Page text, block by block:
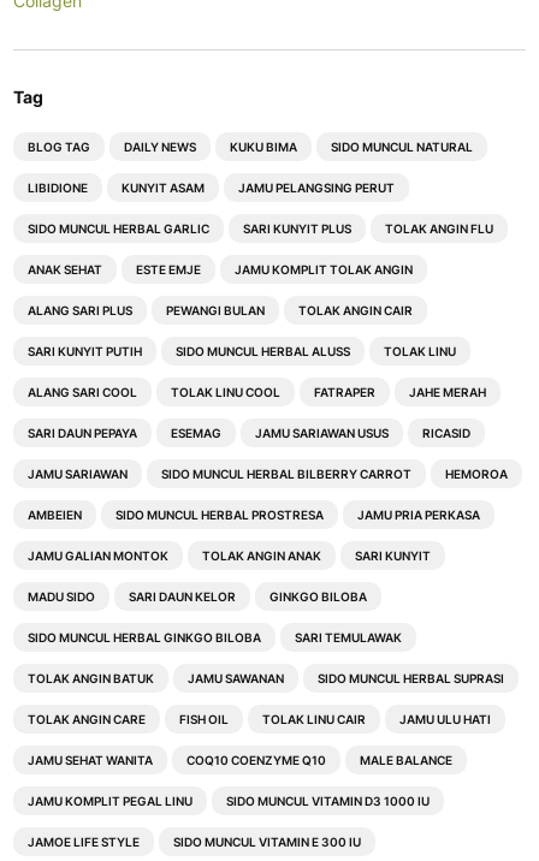
Tag
BLOG TAG DAILY NEWS KUKU BIMA SIDO MUNCUL NATURAL
LIBIDIONE KUNYIT ASAM JAMU PELANGSING PERUT
SIDO MUNCUL HERBAL GARLIC SARI KUNYIT PLUS TOLAK ANGIN FLU
ANAK SEHAT ESTE EMJE JAMU KOMPLIT TOLAK ANGIN
ALANG SARI PLUS PEWANGI BULAN TOLAK ANGIN CAIR
SARI KUNYIT PUTIH SIDO MUNCUL HERBAL ALUSS TOLAK LINU
ALANG SARI COOL TOLAK LINU COOL FATRAPER JAHE MERAH
SARI DAUN PEPAYA ESEMAG JAMU SARIAWAN USUS RICASID
JAMU SARIAWAN SIDO MUNCUL HERBAL BILBERRY CARROT HEMOROA
AMBEIEN SIDO MUNCUL HERBAL PROSTRESA JAMU PRIA PERKASA
JAMU GALIAN MONTOK TOLAK ANGIN ANAK SARI KUNYIT
MADU SIDO SARI DAUN KELOR GINKGO BILOBA
SIDO MUNCUL HERBAL GINKGO BILOBA SARI TEMULAWAK
TOLAK ANGIN BATUK JAMU SAWANAN SIDO MUNCUL HERBAL SUPRASI
TOLAK ANGIN CARE FISH OIL TOLAK LINU CAIR JAMU ULU HATI
JAMU SEHAT WANITA COQ10 COENZYME Q10 MALE BALANCE
JAMU KOMPLIT PEGAL LINU SIDO MUNCUL VITAMIN D3 1000 IU
JAMOE LIFE STYLE SIDO MUNCUL VITAMIN E 300 IU